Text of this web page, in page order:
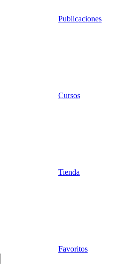
Publicaciones
Cursos
Tienda
Favoritos